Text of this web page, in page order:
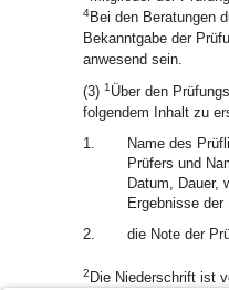
4Bei den Beratungen
Bekanntgabe der
anwesend sein.
(3) 1Über den
folgendem Inhalt zu
1.
Name des
Prüfers und
Datum, Dauer,
Ergebnisse der
2.
die Note der
2 Die Niederschrift ist